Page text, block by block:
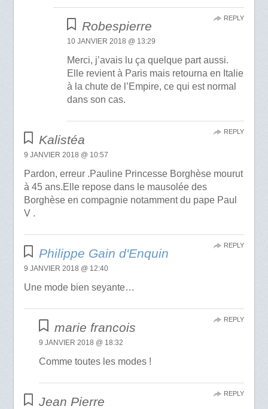
Robespierre
10 JANVIER 2018 @ 13:29
Merci, j’avais lu ça quelque part aussi.
Elle revient à Paris mais retourna en Italie
à la chute de l’Empire, ce qui est normal
dans son cas.
REPLY
Kalistéa
9 JANVIER 2018 @ 10:57
Pardon, erreur .Pauline Princesse Borghèse mourut
à 45 ans.Elle repose dans le mausolée des
Borghèse en compagnie notamment du pape Paul
V .
REPLY
Philippe Gain d'Enquin
9 JANVIER 2018 @ 12:40
Une mode bien seyante…
REPLY
marie francois
9 JANVIER 2018 @ 18:32
Comme toutes les modes !
REPLY
Jean Pierre
REPLY